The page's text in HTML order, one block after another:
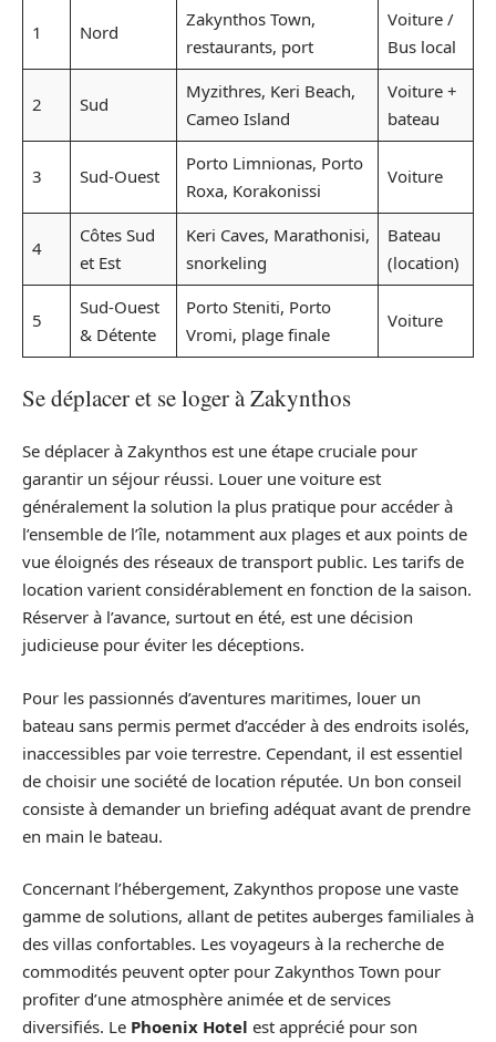
1 Nord
Zakynthos Town,
restaurants, port
Voiture /
Bus local
2 Sud
Myzithres, Keri Beach,
Cameo Island
Voiture +
bateau
3 Sud-Ouest
Porto Limnionas, Porto
Roxa, Korakonissi
Voiture
4
Côtes Sud
et Est
Keri Caves, Marathonisi,
snorkeling
Bateau
(location)
5
Sud-Ouest
& Détente
Porto Steniti, Porto
Vromi, plage finale
Voiture
Se déplacer et se loger à Zakynthos
Se déplacer à Zakynthos est une étape cruciale pour
garantir un séjour réussi. Louer une voiture est
généralement la solution la plus pratique pour accéder à
l’ensemble de l’île, notamment aux plages et aux points de
vue éloignés des réseaux de transport public. Les tarifs de
location varient considérablement en fonction de la saison.
Réserver à l’avance, surtout en été, est une décision
judicieuse pour éviter les déceptions.
Pour les passionnés d’aventures maritimes, louer un
bateau sans permis permet d’accéder à des endroits isolés,
inaccessibles par voie terrestre. Cependant, il est essentiel
de choisir une société de location réputée. Un bon conseil
consiste à demander un briefing adéquat avant de prendre
en main le bateau.
Concernant l’hébergement, Zakynthos propose une vaste
gamme de solutions, allant de petites auberges familiales à
des villas confortables. Les voyageurs à la recherche de
commodités peuvent opter pour Zakynthos Town pour
profiter d’une atmosphère animée et de services
diversifiés. Le Phoenix Hotel est apprécié pour son